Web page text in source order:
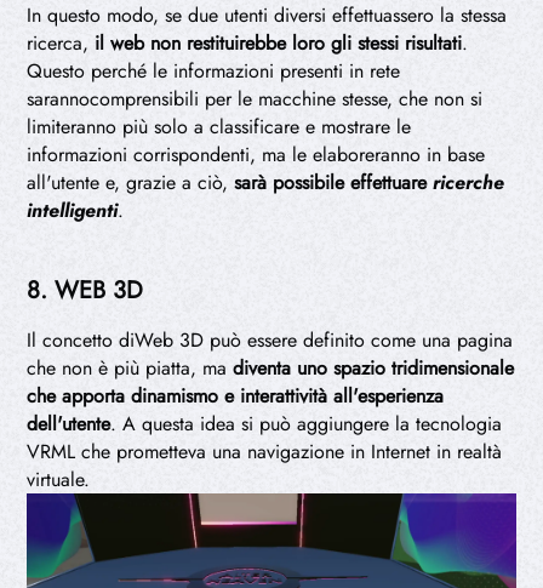
In questo modo, se due utenti diversi effettuassero la stessa
ricerca, il web non restituirebbe loro gli stessi risultati.
Questo perché le informazioni presenti in rete
sarannocomprensibili per le macchine stesse, che non si
limiteranno più solo a classificare e mostrare le
informazioni corrispondenti, ma le elaboreranno in base
all'utente e, grazie a ciò,sarà possibile effettuare ricerche
intelligenti.
8. WEB 3D
Il concetto diWeb 3D può essere definito come una pagina
che non è più piatta, madiventa uno spazio tridimensionale
che apporta dinamismo e interattività all'esperienza
dell'utente. A questa idea si può aggiungere la tecnologia
VRML che prometteva una navigazione in Internet in realtà
virtuale.